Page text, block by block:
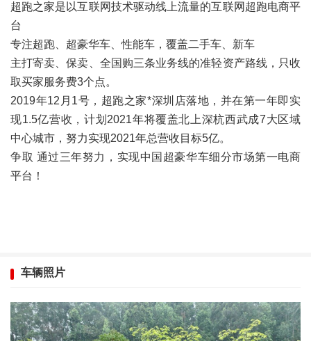
超跑之家是以互联网技术驱动线上流量的互联网超跑电商平
台
专注超跑、超豪华车、性能车，覆盖二手车、新车
主打寄卖、保卖、全国购三条业务线的准轻资产路线，只收
取买家服务费3个点。
2019年12月1号，超跑之家*深圳店落地，并在第一年即实
现1.5亿营收，计划2021年将覆盖北上深杭西武成7大区域
中心城市，努力实现2021年总营收目标5亿。
争取 通过三年努力，实现中国超豪华车细分市场第一电商
平台！
车辆照片